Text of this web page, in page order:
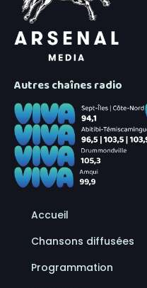
Autres chaînes radio
Accueil
Chansons diffusées
Programmation